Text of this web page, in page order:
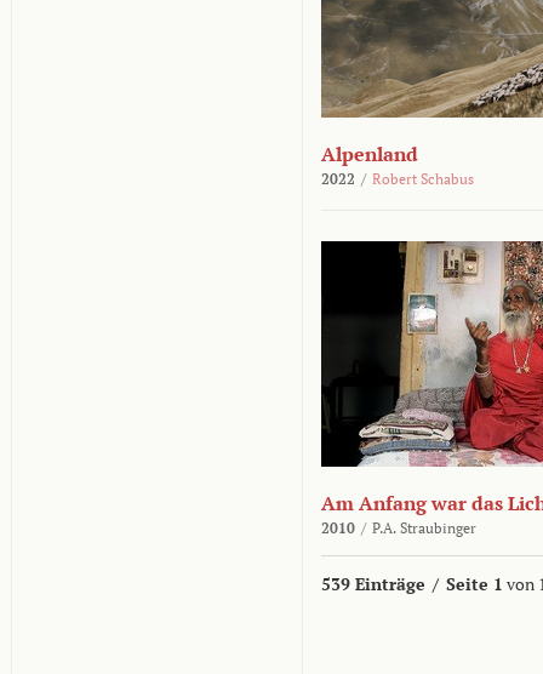
Alpenland
2022 / Robert Schabus
Am Anfang war das
2010 / P.A. Straubinger
539 Einträge / Seite 1 von